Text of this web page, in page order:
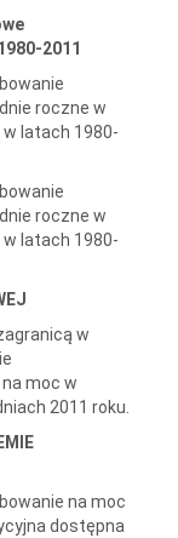
2011
roczne w
latach 1980-
roczne w
latach 1980-
w
moc w
2011 roku.
na moc
dostępna